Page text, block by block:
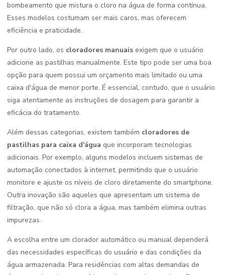
bombeamento que mistura o cloro na água de forma contínua.
Esses modelos costumam ser mais caros, mas oferecem
eficiência e praticidade.
Por outro lado, os cloradores manuais exigem que o usuário
adicione as pastilhas manualmente. Este tipo pode ser uma boa
opção para quem possui um orçamento mais limitado ou uma
caixa d'água de menor porte. É essencial, contudo, que o usuário
siga atentamente as instruções de dosagem para garantir a
eficácia do tratamento.
Além dessas categorias, existem também cloradores de
pastilhas para caixa d'água que incorporam tecnologias
adicionais. Por exemplo, alguns modelos incluem sistemas de
automação conectados à internet, permitindo que o usuário
monitore e ajuste os níveis de cloro diretamente do smartphone.
Outra inovação são aqueles que apresentam um sistema de
filtração, que não só clora a água, mas também elimina outras
impurezas.
A escolha entre um clorador automático ou manual dependerá
das necessidades específicas do usuário e das condições da
água armazenada. Para residências com altas demandas de